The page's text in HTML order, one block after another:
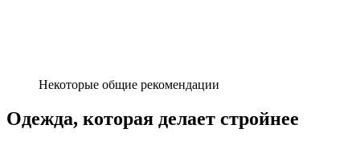
Некоторые общие рекомендации
Одежда, которая делает стройнее